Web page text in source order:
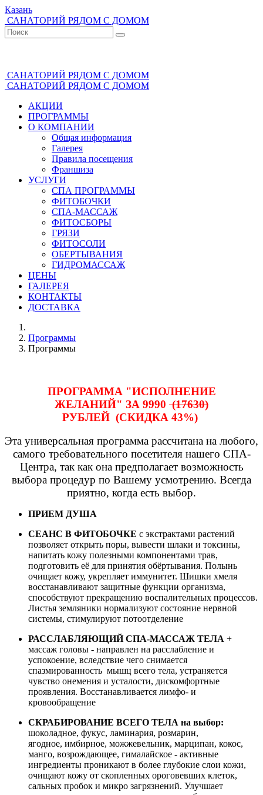
Казань
САНАТОРИЙ РЯДОМ С ДОМОМ
САНАТОРИЙ РЯДОМ С ДОМОМ
САНАТОРИЙ РЯДОМ С ДОМОМ
АКЦИИ
ПРОГРАММЫ
О КОМПАНИИ
Общая информация
Галерея
Правила посещения
Франшиза
УСЛУГИ
СПА ПРОГРАММЫ
ФИТОБОЧКИ
СПА-МАССАЖ
ФИТОСБОРЫ
ГРЯЗИ
ФИТОСОЛИ
ОБЕРТЫВАНИЯ
ГИДРОМАССАЖ
ЦЕНЫ
ГАЛЕРЕЯ
КОНТАКТЫ
ДОСТАВКА
Программы
Программы
ПРОГРАММА "ИСПОЛНЕНИЕ
ЖЕЛАНИЙ" ЗА 9990 (17630)
РУБЛЕЙ (СКИДКА 43%)
Эта универсальная программа рассчитана на любого,
самого требовательного посетителя нашего СПА-
Центра, так как она предполагает возможность
выбора процедур по Вашему усмотрению. Всегда
приятно, когда есть выбор.
ПРИЕМ ДУША
СЕАНС В ФИТОБОЧКЕ с экстрактами растений
позволяет открыть поры, вывести шлаки и токсины,
напитать кожу полезными компонентами трав,
подготовить её для принятия обёртывания. Полынь
очищает кожу, укрепляет иммунитет. Шишки хмеля
восстанавливают защитные функции организма,
способствуют прекращению воспалительных процессов.
Листья земляники нормализуют состояние нервной
системы, стимулируют потоотделение
РАССЛАБЛЯЮЩИЙ СПА-МАССАЖ ТЕЛА +
массаж головы - направлен на расслабление и
успокоение, вследствие чего снимается
спазмированность мышц всего тела, устраняется
чувство онемения и усталости, дискомфортные
проявления. Восстанавливается лимфо- и
кровообращение
СКРАБИРОВАНИЕ ВСЕГО ТЕЛА на выбор:
шоколадное, фукус, ламинария, розмарин,
ягодное, имбирное, можжевельник, марципан, кокос,
манго, возрождающее, гималайское - активные
ингредиенты проникают в более глубокие слои кожи,
очищают кожу от скопленных ороговевших клеток,
сальных пробок и микро загрязнений. Улучшает